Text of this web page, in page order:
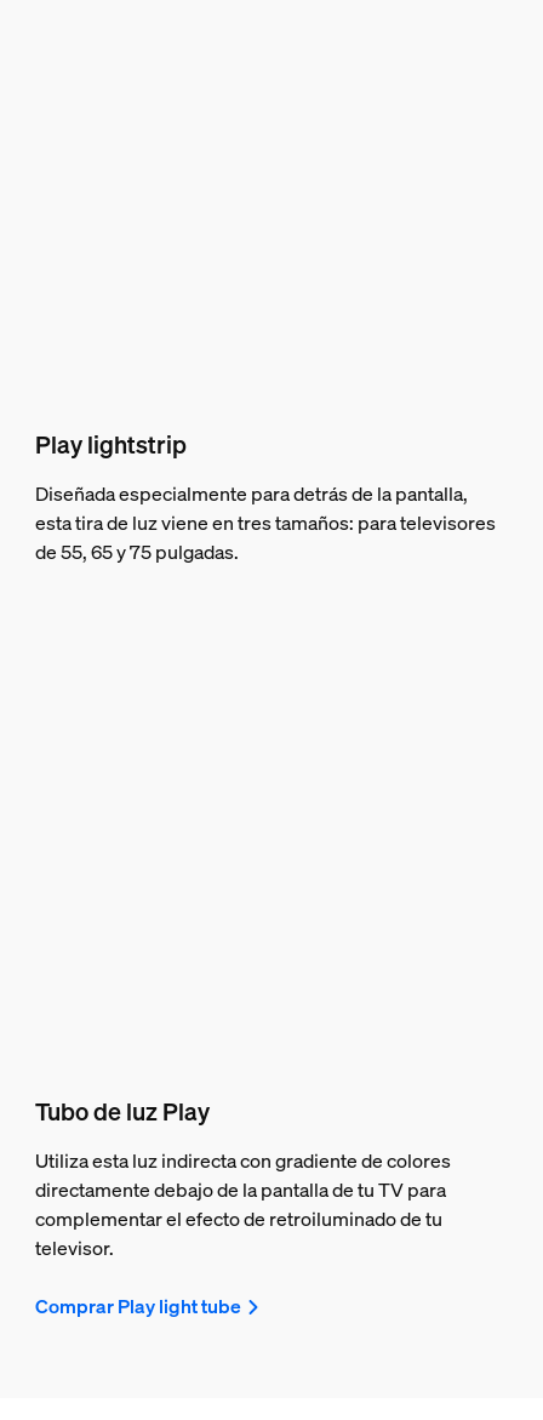
Play lightstrip
Diseñada especialmente para detrás de la pantalla,
esta tira de luz viene en tres tamaños: para televisores
de 55, 65 y 75 pulgadas.
Tubo de luz Play
Utiliza esta luz indirecta con gradiente de colores
directamente debajo de la pantalla de tu TV para
complementar el efecto de retroiluminado de tu
televisor.
Comprar Play light tube